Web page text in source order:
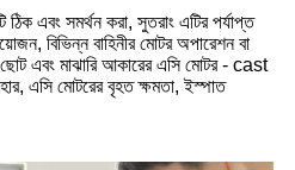
ঠিক এবং সমর্থন করা, সুতরাং এটির পর্যাপ্ত
বিভিন্ন বাহিনীর মোটর অপারেশন বা
এবং মাঝারি আকারের এসি মোটর - cast
এসি মোটরের বৃহত ক্ষমতা, ইস্পাত